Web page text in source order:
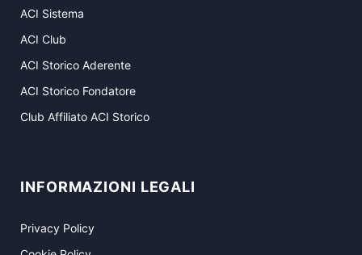
ACI Sistema
ACI Club
ACI Storico Aderente
ACI Storico Fondatore
Club Affiliato ACI Storico
INFORMAZIONI LEGALI
Privacy Policy